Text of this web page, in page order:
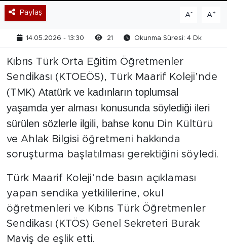
Paylaş A- A+
14.05.2026 - 13:30 21 Okunma Süresi: 4 Dk
Kıbrıs Türk Orta Eğitim Öğretmenler
Sendikası (KTOEÖS), Türk Maarif Koleji’nde
(TMK) Atatürk ve kadınların toplumsal
yaşamda yer alması konusunda söylediği ileri
sürülen sözlerle ilgili, bahse konu Din Kültürü
ve Ahlak Bilgisi öğretmeni hakkında
soruşturma başlatılması gerektiğini söyledi.
Türk Maarif Koleji’nde basın açıklaması
yapan sendika yetkililerine, okul
öğretmenleri ve Kıbrıs Türk Öğretmenler
Sendikası (KTÖS) Genel Sekreteri Burak
Maviş de eşlik etti.